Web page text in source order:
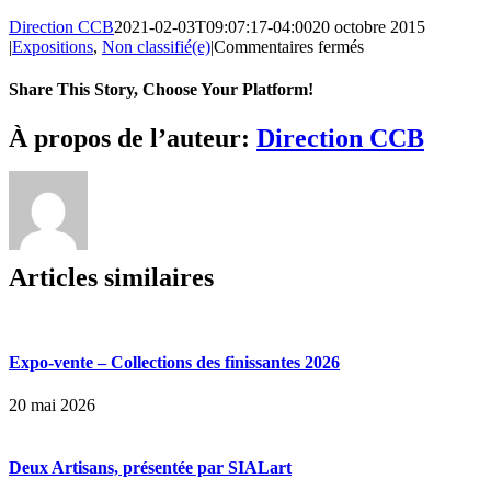
Direction CCB2021-02-03T09:07:17-04:0020 octobre 2015
|Expositions, Non classifié(e)|Commentaires ferméssur
Share This Story, Choose Your Platform!
À propos de l’auteur: Direction CCB
Articles similaires
Expo-vente – Collections des finissantes 2026
20 mai 2026
Deux Artisans, présentée par SIALart